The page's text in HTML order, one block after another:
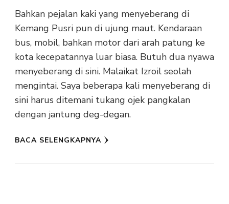
Bahkan pejalan kaki yang menyeberang di
Kemang Pusri pun di ujung maut. Kendaraan
bus, mobil, bahkan motor dari arah patung ke
kota kecepatannya luar biasa. Butuh dua nyawa
menyeberang di sini. Malaikat Izroil seolah
mengintai. Saya beberapa kali menyeberang di
sini harus ditemani tukang ojek pangkalan
dengan jantung deg-degan.
BACA SELENGKAPNYA